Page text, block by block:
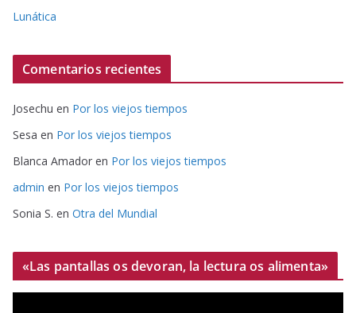
Lunática
Comentarios recientes
Josechu en Por los viejos tiempos
Sesa en Por los viejos tiempos
Blanca Amador en Por los viejos tiempos
admin en Por los viejos tiempos
Sonia S. en Otra del Mundial
«Las pantallas os devoran, la lectura os alimenta»